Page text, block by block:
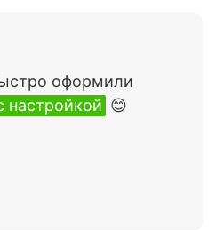
оформили
настройкой 😊